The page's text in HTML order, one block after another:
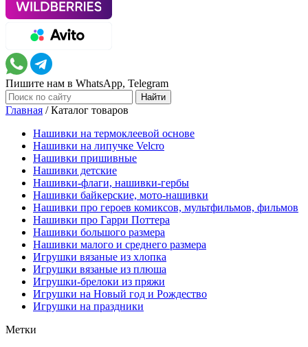
Пишите нам в WhatsApp, Telegram
Главная /Каталог товаров
Нашивки на термоклеевой основе
Нашивки на липучке Velcro
Нашивки пришивные
Нашивки детские
Нашивки-флаги, нашивки-гербы
Нашивки байкерские, мото-нашивки
Нашивки про героев комиксов, мультфильмов, фильмов
Нашивки про Гарри Поттера
Нашивки большого размера
Нашивки малого и среднего размера
Игрушки вязаные из хлопка
Игрушки вязаные из плюша
Игрушки-брелоки из пряжи
Игрушки на Новый год и Рождество
Игрушки на праздники
Метки